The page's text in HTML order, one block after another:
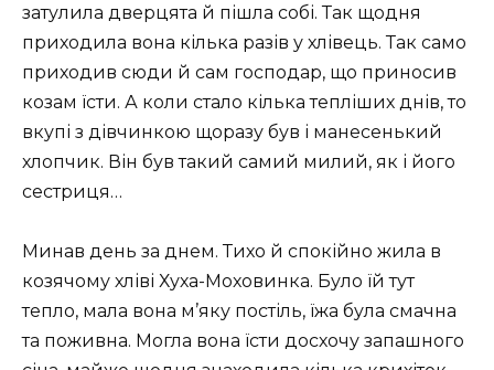
затулила дверцята й пішла собі. Так щодня
приходила вона кілька разів у хлівець. Так само
приходив сюди й сам господар, що приносив
козам їсти. А коли стало кілька тепліших днів, то
вкупі з дівчинкою щоразу був і манесенький
хлопчик. Він був такий самий милий, як і його
сестриця…
Минав день за днем. Тихо й спокійно жила в
козячому хліві Хуха-Моховинка. Було їй тут
тепло, мала вона м’яку постіль, їжа була смачна
та поживна. Могла вона їсти досхочу запашного